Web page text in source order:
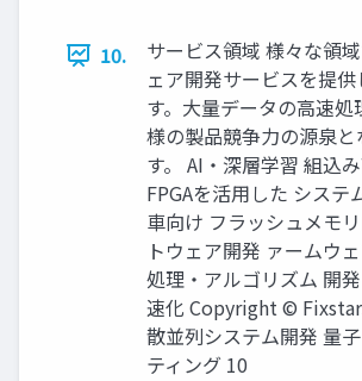
10.
サービス領域 様々な領
ェア開発サービスを提供
す。大量データの高速処
様の製品競争力の源泉と
す。 AI・深層学習 組込
FPGAを活用した システ
車向け フラッシュメモ
トウェア開発 ァームウ
処理・アルゴリズム 開
速化 Copyright ©
散並列システム開発 量
ティング 10